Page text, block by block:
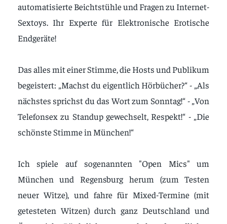
automatisierte Beichtstühle und Fragen zu Internet-
Sextoys. Ihr Experte für Elektronische Erotische
Endgeräte!
Das alles mit einer Stimme, die Hosts und Publikum
begeistert: „Machst du eigentlich Hörbücher?“ - „Als
nächstes sprichst du das Wort zum Sonntag!“ - „Von
Telefonsex zu Standup gewechselt, Respekt!“ - „Die
schönste Stimme in München!“
Ich spiele auf sogenannten "Open Mics" um
München und Regensburg herum (zum Testen
neuer Witze), und fahre für Mixed-Termine (mit
getesteten Witzen) durch ganz Deutschland und